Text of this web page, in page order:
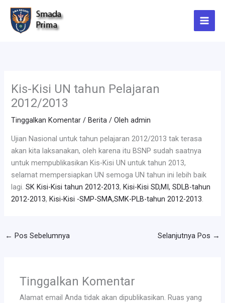
Lewati
konten
Kis-Kisi UN tahun Pelajaran
2012/2013
Tinggalkan Komentar /Berita / Olehadmin
Ujian Nasional untuk tahun pelajaran 2012/2013 tak terasa
akan kita laksanakan, oleh karena itu BSNP sudah saatnya
untuk mempublikasikan Kis-Kisi UN untuk tahun 2013,
selamat mempersiapkan UN semoga UN tahun ini lebih baik
lagi.SK Kisi-Kisi tahun 2012-2013, Kisi-Kisi SD,MI, SDLB-tahun
2012-2013, Kisi-Kisi -SMP-SMA,SMK-PLB-tahun 2012-2013.
← Pos Sebelumnya Selanjutnya Pos →
Tinggalkan Komentar
Alamat email Anda tidak akan dipublikasikan. Ruas yang